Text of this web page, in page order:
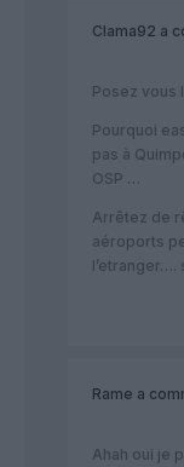
Clama92 a
Posez vous
Pourquoi
pas à
OSP …
Arrêtez de
aéroports
l’etranger….
Rame a
Ahah oui je